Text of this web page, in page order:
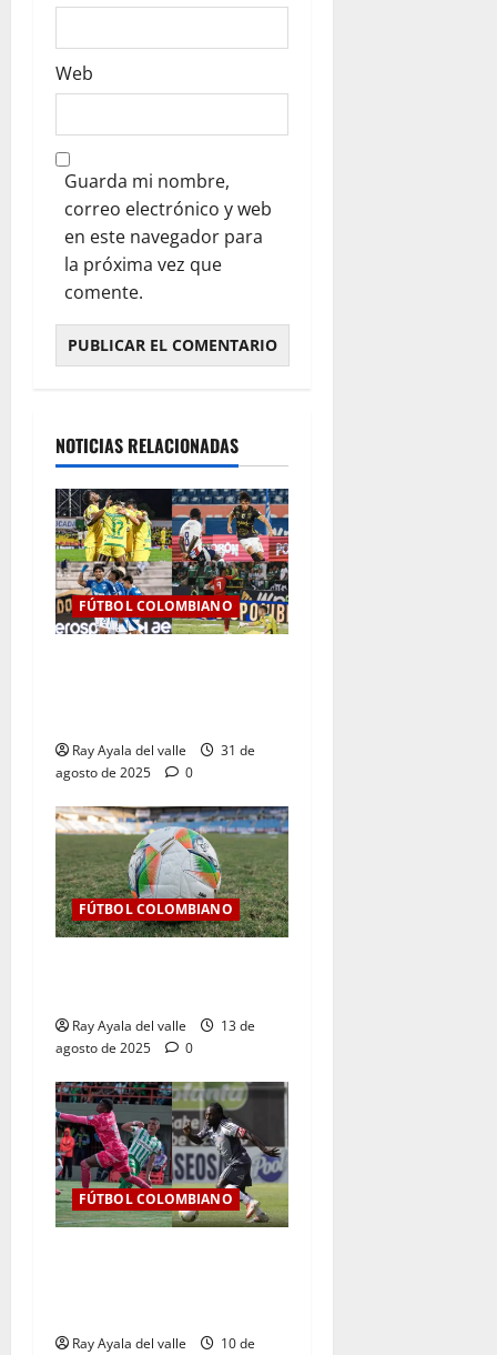
Web
Guarda mi nombre,
correo electrónico y web
en este navegador para
la próxima vez que
comente.
NOTICIAS RELACIONADAS
FÚTBOL COLOMBIANO
Ray Ayala del valle
31 de
agosto de 2025
0
FÚTBOL COLOMBIANO
Ray Ayala del valle
13 de
agosto de 2025
0
FÚTBOL COLOMBIANO
Ray Ayala del valle
10 de